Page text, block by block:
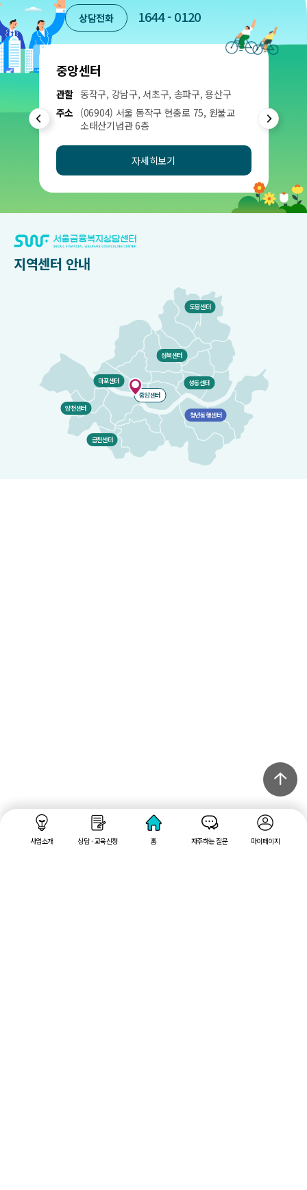
상담전화 1644 - 0120
중앙센터
관할 동작구, 강남구, 서초구, 송파구, 용산구
주소 (06904) 서울 동작구 현충로 75, 원불교
소태산기념관 6층
자세히보기
이
다
지역센터 안내
중앙센터
도봉센터
성북센터
마포센터 성동센터
양천센터
금천센터
청년동행센터
사업소개 상담 · 교육신청 홈 자주하는 질문 마이페이지